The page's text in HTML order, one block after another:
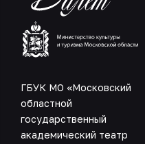
ГБУК МО «Московский
областной
государственный
академический театр